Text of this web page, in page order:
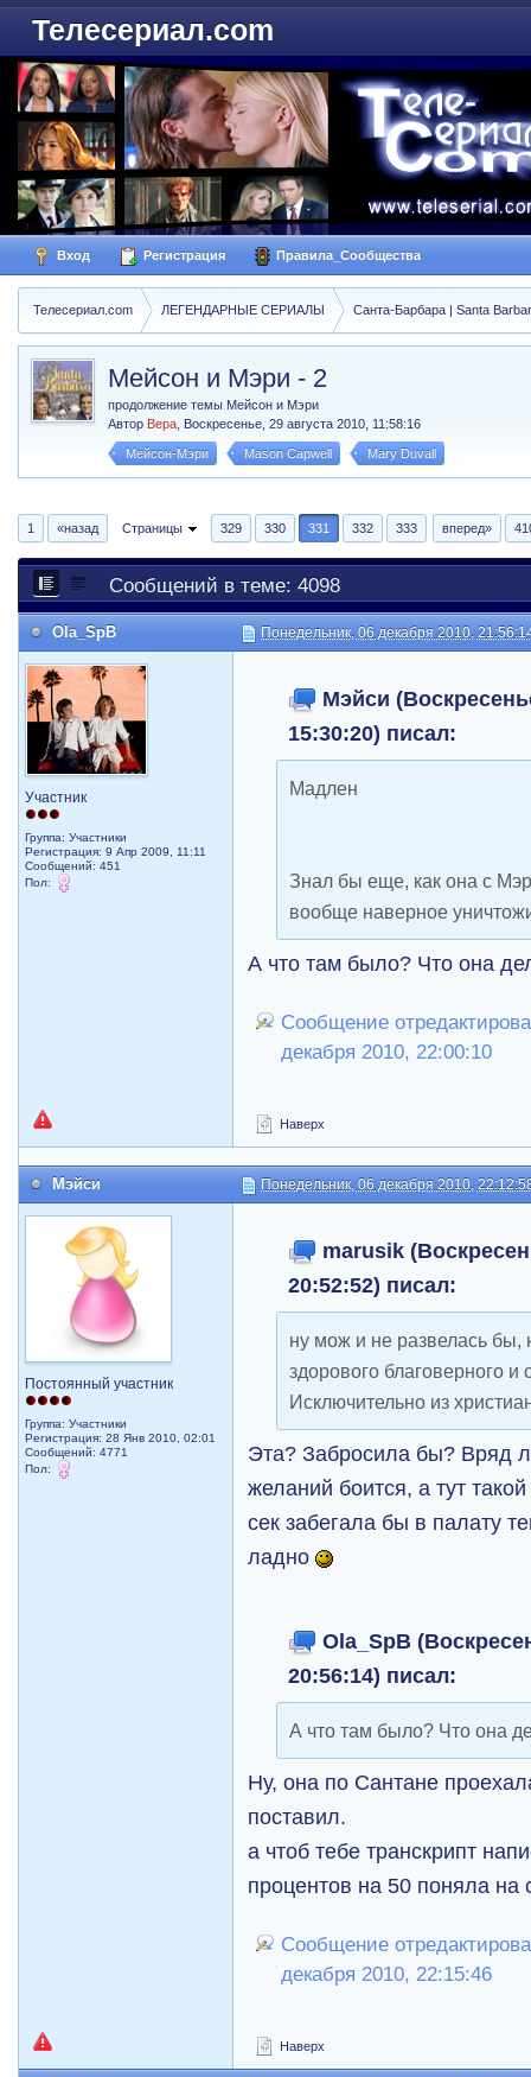
Телесериал.com
Вход Регистрация Правила_Сообщества
Телесериал.com ЛЕГЕНДАРНЫЕ СЕРИАЛЫ Санта-Барбара | Santa
Мейсон и Мэри - 2
продолжение темы Мейсон и Мэри
Автор Вера Воскресенье, 29 августа 2010, 11:58:16
Мейсон-Мэри Mason Capwell Mary Duvall
1 «назад Страницы 329 330 331 332 333 вперед»
Сообщений в теме: 4098
Ola_SpB Понедельник, 06 декабря 2010,
Участник
Группа: Участники
Регистрация: 9 Апр 2009, 11:11
Сообщений: 451
Пол:
Мэйси
15:30:20) писал:
Mадлен
Знал бы еще, как она с
вообще наверное
А что там было? Что она
Сообщение
декабря 2010, 22:00:10
Наверх
Мэйси Понедельник, 06 декабря 2010,
Постоянный участник
Группа: Участники
Регистрация: 28 Янв 2010, 02:01
Сообщений: 4771
Пол:
marusik
20:52:52) писал:
ну мож и не развелась бы,
здорового благоверного и
Исключительно из
Эта? Забросила бы? Вряд
желаний боится, а тут
сек забегала бы в палату
ладно
Ola_SpB
20:56:14) писал:
А что там было? Что она
Ну, она по Сантане
поставил.
а чтоб тебе транскрипт
процентов на 50 поняла на
Сообщение
декабря 2010, 22:15:46
Наверх